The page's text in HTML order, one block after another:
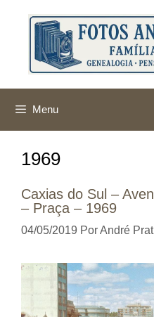
conteúdo
Menu
1969
Caxias do Sul –
– Praça – 1969
04/05/2019 PorAndré